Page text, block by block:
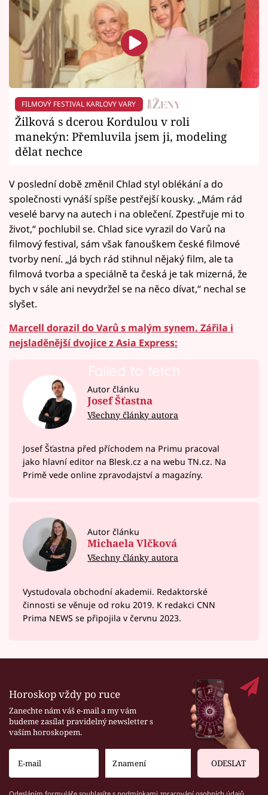
FILMOVÝ FESTIVAL KARLOVY VARY
Žilková s dcerou Kordulou v roli
manekýn: Přemluvila jsem ji, modeling
dělat nechce
V poslední době změnil Chlad styl oblékání a do
společnosti vynáší spíše pestřejší kousky. „Mám rád
veselé barvy na autech i na oblečení. Zpestřuje mi to
život,“ pochlubil se. Chlad sice vyrazil do Varů na
filmový festival, sám však fanouškem české filmové
tvorby není. „Já bych rád stihnul nějaký film, ale ta
filmová tvorba a speciálně ta česká je tak mizerná, že
bych v sále ani nevydržel se na něco dívat,“ nechal se
slyšet.
Marcell dorazil do Varů s malým synem. Zářila i
nejsladěnější dvojice z Asia Express:
Failed to fetch
Autor článku
Josef Šťastna
Všechny články autora
Josef Šťastna před příchodem na Primu pracoval
jako hlavní editor na Blesk.cz a na webu TN.cz. Na
Primě vede online zpravodajství a magazíny.
Autor článku
Michaela Vlčková
Všechny články autora
Vystudovala obchodní akademii. Redaktorské
činnosti se věnuje od roku 2019. K redakci CNN
Prima NEWS se připojila v červnu 2023.
Horoskop vždy po ruce
Zanechte nám váš e-mail a my vám
budeme zasílat pravidelný newsletter s
vaším horoskopem.
ODESLAT